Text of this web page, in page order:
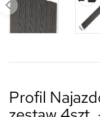
Profil